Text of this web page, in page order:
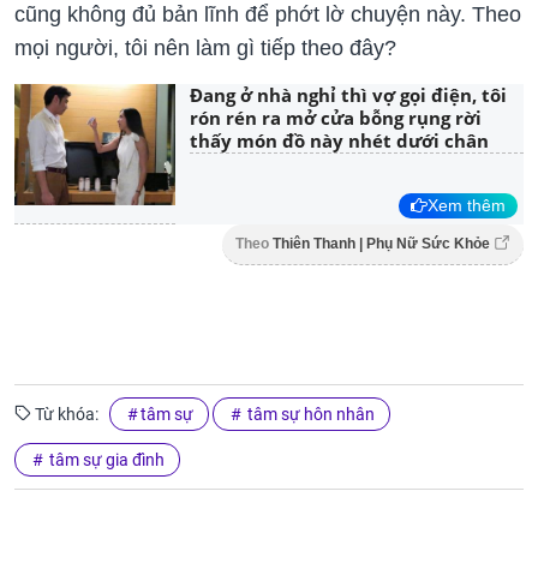
cũng không đủ bản lĩnh để phớt lờ chuyện này. Theo
mọi người, tôi nên làm gì tiếp theo đây?
Đang ở nhà nghỉ thì vợ gọi điện, tôi
rón rén ra mở cửa bỗng rụng rời
thấy món đồ này nhét dưới chân
Xem thêm
Theo Thiên Thanh | Phụ Nữ Sức Khỏe
Từ khóa: tâm sự tâm sự hôn nhân
tâm sự gia đình